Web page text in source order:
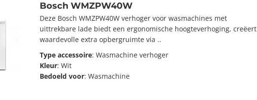
Bosch WMZPW40W
Deze Bosch WMZPW40W verhoger voor wasmachines met
uittrekbare lade biedt een ergonomische hoogteverhoging, creëert
waardevolle extra opbergruimte via ..
Type accessoire: Wasmachine verhoger
Kleur: Wit
Bedoeld voor: Wasmachine